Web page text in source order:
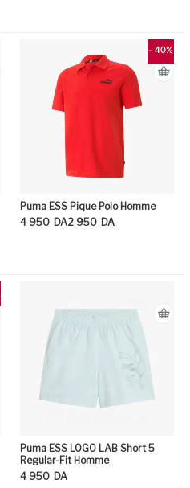
- 40%
Puma ESS Pique Polo Homme
4 950 DA
Le prix initial était : 4 950DA.
2 950 DA
Le prix actuel est : 2 950DA.
Puma ESS LOGO LAB Short 5
Regular-Fit Homme
4 950 DA